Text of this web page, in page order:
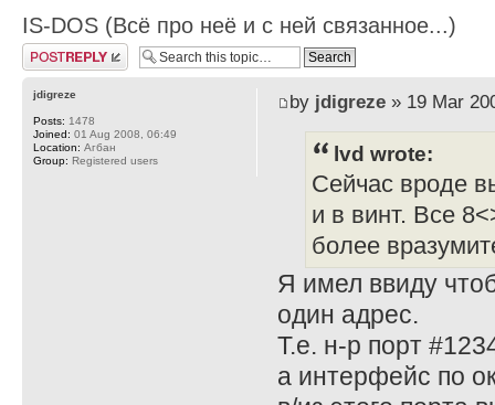
IS-DOS (Всё про неё и с ней связанное...)
Post a reply
by jdigreze» 19 Mar
lvd wrote:
Сейчас вроде
и в винт. Все
более
Я имел ввиду
один адрес.
Т.е. н-р порт
а интерфейс по
jdigreze
Posts: 1478
Joined: 01 Aug 2008, 06:49
Location: Агбан
Group: Registered users